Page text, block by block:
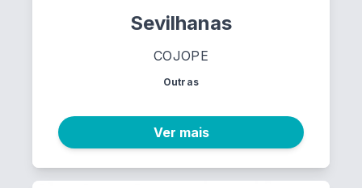
Sevilhanas
COJOPE
Outras
Ver mais